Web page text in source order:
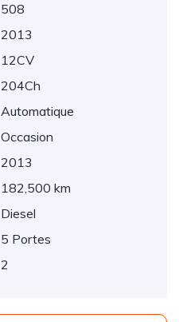
508
2013
12CV
204Ch
Automatique
Occasion
2013
182,500 km
Diesel
5 Portes
2